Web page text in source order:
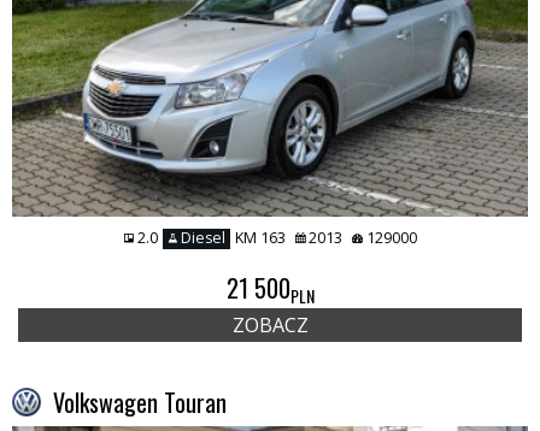
2.0 Diesel KM 163 2013 129000
21 500PLN
ZOBACZ
Volkswagen Touran